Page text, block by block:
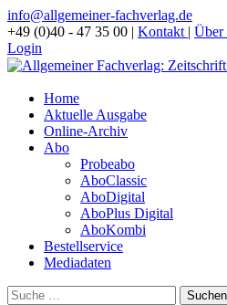
info@allgemeiner-fachverlag.de
+49 (0)40 - 47 35 00 | Kontakt | Über
Login
Home
Aktuelle Ausgabe
Online-Archiv
Abo
Probeabo
AboClassic
AboDigital
AboPlus Digital
AboKombi
Bestellservice
Mediadaten